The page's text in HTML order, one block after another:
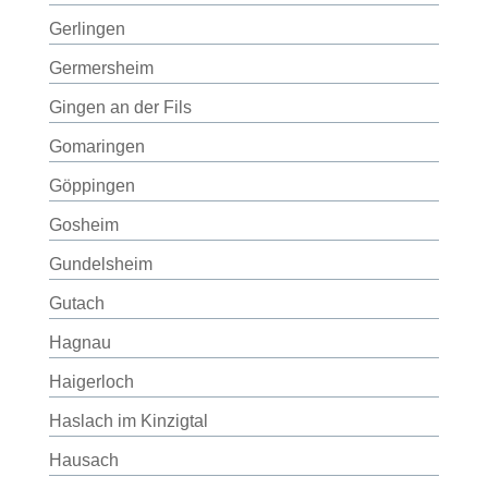
Gerlingen
Germersheim
Gingen an der Fils
Gomaringen
Göppingen
Gosheim
Gundelsheim
Gutach
Hagnau
Haigerloch
Haslach im Kinzigtal
Hausach